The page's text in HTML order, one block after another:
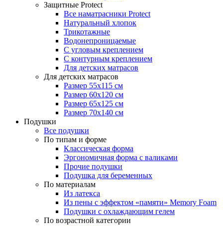
Защитные Protect
Все наматрасники Protect
Натуральный хлопок
Трикотажные
Водонепроницаемые
С угловым креплением
С контурным креплением
Для детских матрасов
Для детских матрасов
Размер 55x115 см
Размер 60x120 см
Размер 65x125 см
Размер 70x140 см
Подушки
Все подушки
По типам и форме
Классическая форма
Эргономичная форма с валиками
Прочие подушки
Подушка для беременных
По материалам
Из латекса
Из пены с эффектом «памяти» Memory Foam
Подушки с охлаждающим гелем
По возрастной категории